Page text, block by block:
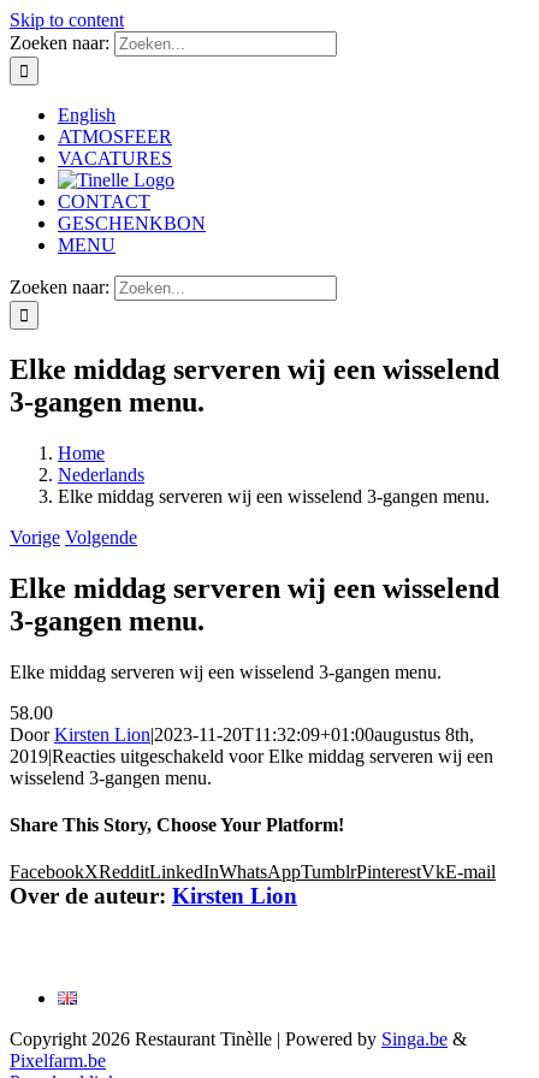
Skip to content
Zoeken naar:
English
ATMOSFEER
VACATURES
CONTACT
GESCHENKBON
MENU
Zoeken naar:
Elke middag serveren wij een wisselend
3-gangen menu.
Home
Nederlands
Elke middag serveren wij een wisselend 3-gangen menu.
Vorige Volgende
Elke middag serveren wij een wisselend
3-gangen menu.
Elke middag serveren wij een wisselend 3-gangen menu.
58.00
DoorKirsten Lion|2023-11-20T11:32:09+01:00augustus 8th,
2019|Reacties uitgeschakeld voor Elke middag serveren wij een
wisselend 3-gangen menu.
Share This Story, Choose Your Platform!
FacebookXRedditLinkedInWhatsAppTumblrPinterestVkE-mail
Over de auteur: Kirsten Lion
Copyright 2026 Restaurant Tinèlle | Powered by Singa.be &
Pixelfarm.be